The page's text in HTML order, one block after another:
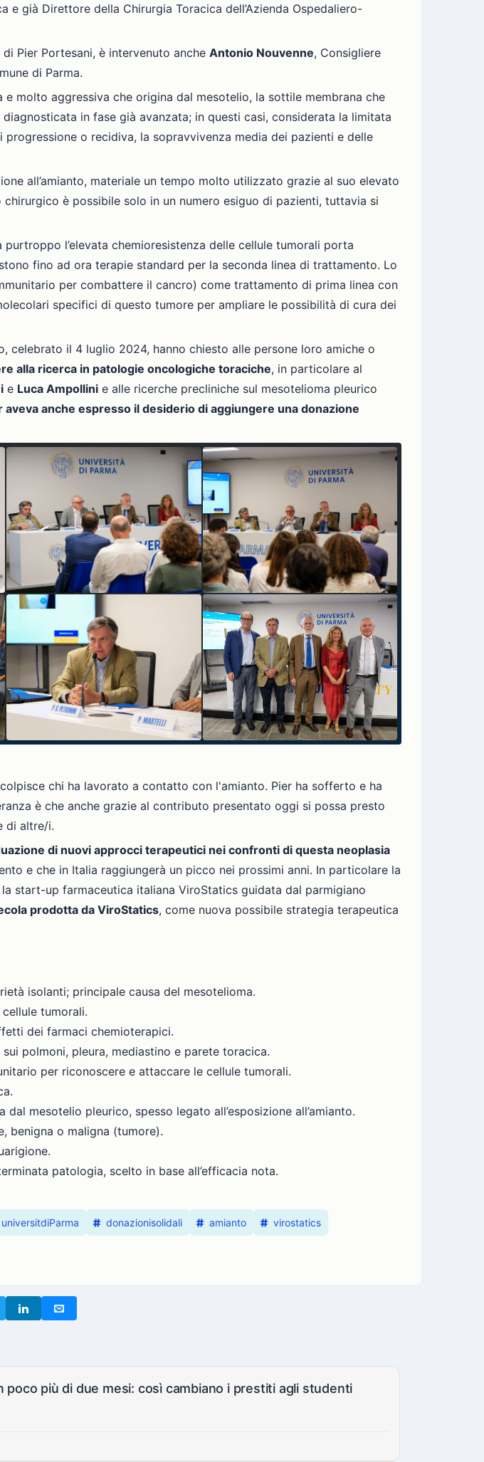
e già Direttore della Chirurgia Toracica dell’Azienda Ospedaliero-
Pier Portesani, è intervenuto anche Antonio Nouvenne, Consigliere
di Parma.
molto aggressiva che origina dal mesotelio, la sottile membrana che
in fase già avanzata; in questi casi, considerata la limitata
o recidiva, la sopravvivenza media dei pazienti e delle
all’amianto, materiale un tempo molto utilizzato grazie al suo elevato
è possibile solo in un numero esiguo di pazienti, tuttavia si
l’elevata chemioresistenza delle cellule tumorali porta
fino ad ora terapie standard per la seconda linea di trattamento. Lo
per combattere il cancro) come trattamento di prima linea con
specifici di questo tumore per ampliare le possibilità di cura dei
celebrato il 4 luglio 2024, hanno chiesto alle persone loro amiche o
alla ricerca in patologie oncologiche toraciche, in particolare al
e Luca Ampollini e alle ricerche precliniche sul mesotelioma pleurico
aveva anche espresso il desiderio di aggiungere una donazione
chi ha lavorato a contatto con l'amianto. Pier ha sofferto e ha
è che anche grazie al contributo presentato oggi si possa presto
di altre/i.
di nuovi approcci terapeutici nei confronti di questa neoplasia
e che in Italia raggiungerà un picco nei prossimi anni. In particolare la
start-up farmaceutica italiana ViroStatics guidata dal parmigiano
prodotta da ViroStatics, come nuova possibile strategia terapeutica
isolanti; principale causa del mesotelioma.
tumorali.
dei farmaci chemioterapici.
polmoni, pleura, mediastino e parete toracica.
per riconoscere e attaccare le cellule tumorali.
mesotelio pleurico, spesso legato all’esposizione all’amianto.
benigna o maligna (tumore).
patologia, scelto in base all’efficacia nota.
universitdiParma donazionisolidali amianto virostatics
poco più di due mesi: così cambiano i prestiti agli studenti